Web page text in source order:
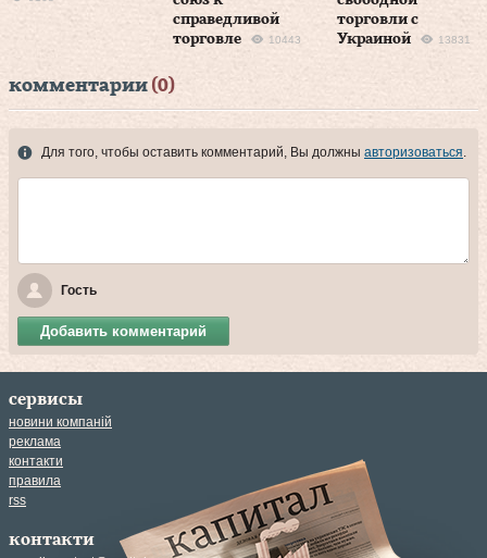
справедливой
торговле
10443
торговли с
Украиной
13831
комментарии (0)
Для того, чтобы оставить комментарий, Вы должны авторизоваться.
Гость
Добавить комментарий
сервисы
новини компаній
реклама
контакти
правила
rss
контакти